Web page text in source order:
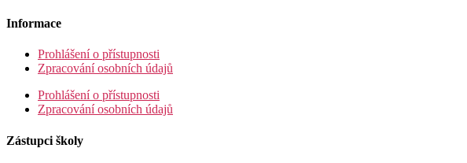
Informace
Prohlášení o přístupnosti
Zpracování osobních údajů
Prohlášení o přístupnosti
Zpracování osobních údajů
Zástupci školy